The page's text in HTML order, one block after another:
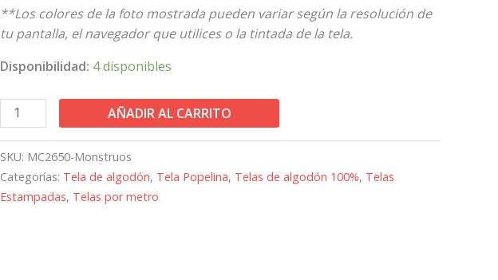
**Los colores de la foto mostrada pueden variar según la resolución de
tu pantalla, el navegador que utilices o la tintada de la tela.
Disponibilidad: 4 disponibles
AÑADIR AL CARRITO
SKU: MC2650-Monstruos
Categorías: Tela de algodón, Tela Popelina, Telas de algodón 100%, Telas
Estampadas, Telas por metro